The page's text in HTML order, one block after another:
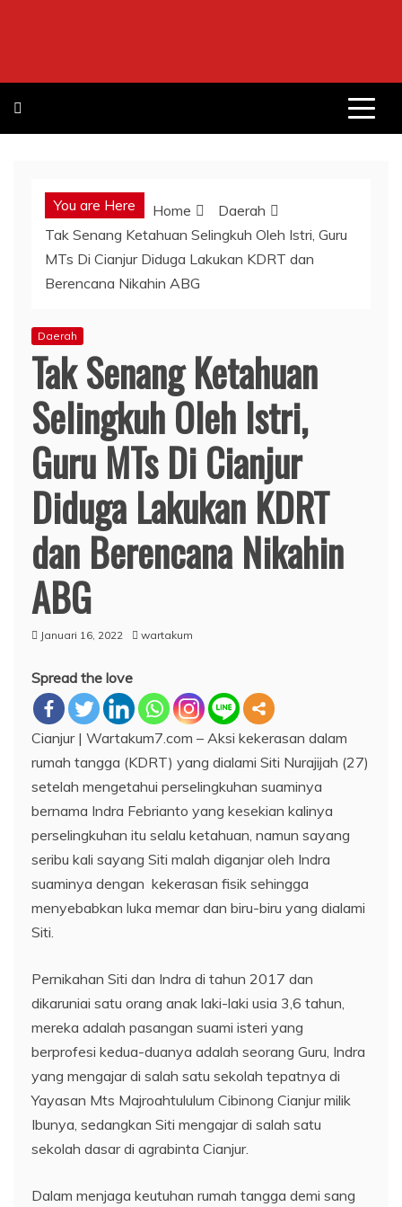
You are Here Home
Daerah
Tak Senang Ketahuan Selingkuh Oleh Istri, Guru
MTs Di Cianjur Diduga Lakukan KDRT dan
Berencana Nikahin ABG
Daerah
Tak Senang Ketahuan
Selingkuh Oleh Istri,
Guru MTs Di Cianjur
Diduga Lakukan KDRT
dan Berencana Nikahin
ABG
Januari 16, 2022 wartakum
Spread the love
Cianjur | Wartakum7.com – Aksi kekerasan dalam
rumah tangga (KDRT) yang dialami Siti Nurajijah (27)
setelah mengetahui perselingkuhan suaminya
bernama Indra Febrianto yang kesekian kalinya
perselingkuhan itu selalu ketahuan, namun sayang
seribu kali sayang Siti malah diganjar oleh Indra
suaminya dengan kekerasan fisik sehingga
menyebabkan luka memar dan biru-biru yang dialami
Siti.
Pernikahan Siti dan Indra di tahun 2017 dan
dikaruniai satu orang anak laki-laki usia 3,6 tahun,
mereka adalah pasangan suami isteri yang
berprofesi kedua-duanya adalah seorang Guru, Indra
yang mengajar di salah satu sekolah tepatnya di
Yayasan Mts Majroahtululum Cibinong Cianjur milik
Ibunya, sedangkan Siti mengajar di salah satu
sekolah dasar di agrabinta Cianjur.
Dalam menjaga keutuhan rumah tangga demi sang